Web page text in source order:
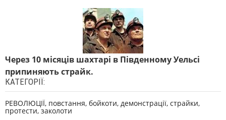
Через 10 місяців шахтарі в Південному Уельсі
припиняють страйк.
КАТЕГОРІЇ:
РЕВОЛЮЦІЇ, повстання, бойкоти, демонстрації, страйки,
протести, заколоти